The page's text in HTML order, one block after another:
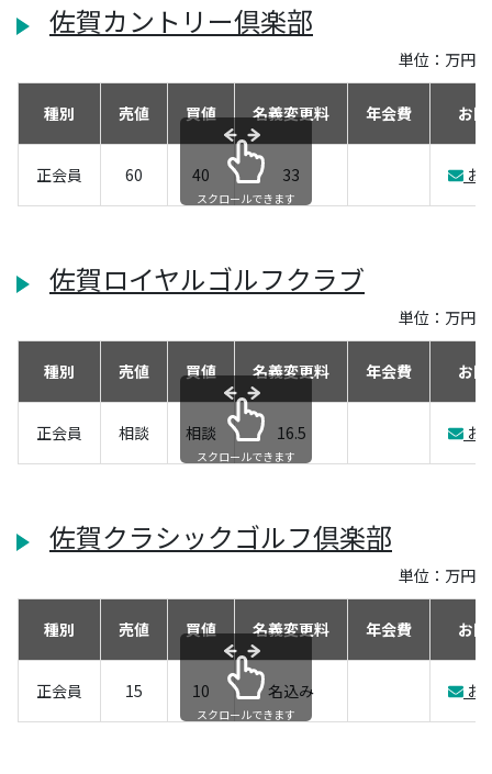
佐賀カントリー倶楽部
単位：万円
種別 売値 買値 名義変更料 年会費 お
正会員 60 40 33 お
スクロールできます
佐賀ロイヤルゴルフクラブ
単位：万円
種別 売値 買値 名義変更料 年会費 お
正会員 相談 相談 16.5 お
スクロールできます
佐賀クラシックゴルフ倶楽部
単位：万円
種別 売値 買値 名義変更料 年会費 お
正会員 15 10 名込み お
スクロールできます